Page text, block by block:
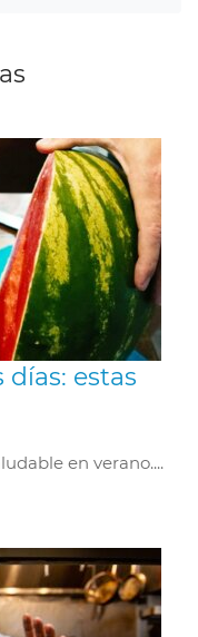
estas
en verano....